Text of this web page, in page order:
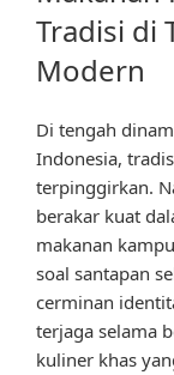
Tradisi di
Modern
Di tengah
Indonesia,
terpinggirkan.
berakar kuat
makanan
soal santapan
cerminan
terjaga selama
kuliner khas